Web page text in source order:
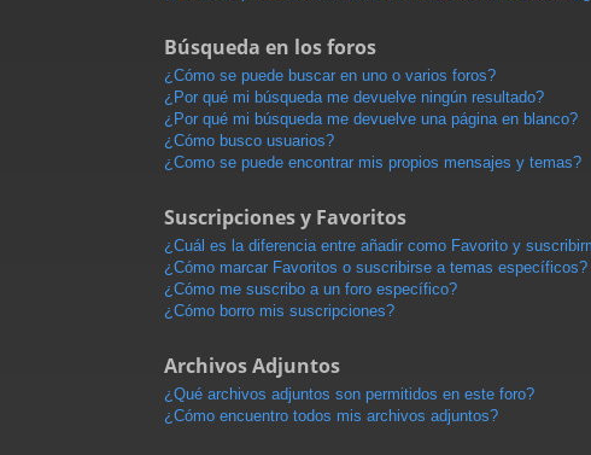
Búsqueda en los foros
¿Cómo se puede buscar en uno o varios foros?
¿Por qué mi búsqueda me devuelve ningún resultado?
¿Por qué mi búsqueda me devuelve una página en blanco?
¿Cómo busco usuarios?
¿Como se puede encontrar mis propios mensajes y temas?
Suscripciones y Favoritos
¿Cuál es la diferencia entre añadir como Favorito y
¿Cómo marcar Favoritos o suscribirse a temas específicos?
¿Cómo me suscribo a un foro específico?
¿Cómo borro mis suscripciones?
Archivos Adjuntos
¿Qué archivos adjuntos son permitidos en este foro?
¿Cómo encuentro todos mis archivos adjuntos?